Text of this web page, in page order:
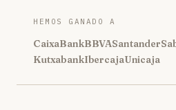
HEMOS GANADO A
CaixaBankBBVASantander
KutxabankIbercajaUnicaja